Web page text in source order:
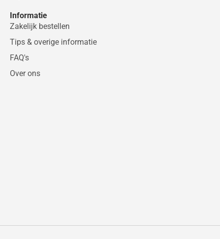
Informatie
Zakelijk bestellen
Tips & overige informatie
FAQ's
Over ons